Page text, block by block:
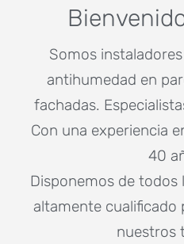
Somos
antihumedad en
fachadas.
Con una experiencia
40
Disponemos de todos
altamente cualificado
nuestros